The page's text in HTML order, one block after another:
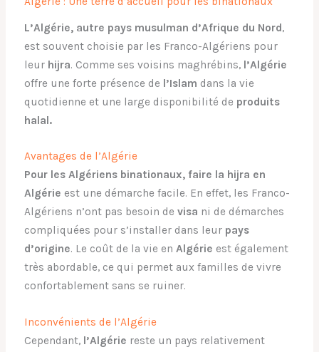
L’Algérie, autre pays musulman d’Afrique du Nord,
est souvent choisie par les Franco-Algériens pour
leur hijra. Comme ses voisins maghrébins, l’Algérie
offre une forte présence de l’Islam dans la vie
quotidienne et une large disponibilité de produits
halal.
Avantages de l’Algérie
Pour les Algériens binationaux, faire la hijra en
Algérie est une démarche facile. En effet, les Franco-
Algériens n’ont pas besoin de visa ni de démarches
compliquées pour s’installer dans leur pays
d’origine. Le coût de la vie en Algérie est également
très abordable, ce qui permet aux familles de vivre
confortablement sans se ruiner.
Inconvénients de l’Algérie
Cependant, l’Algérie reste un pays relativement